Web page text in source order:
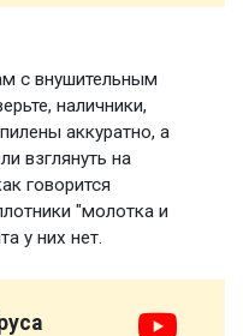
с внушительным
наличники,
аккуратно, а
взглянуть на
говорится
"молотка и
у них нет.